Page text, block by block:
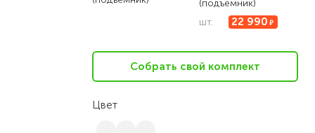
(подъемник)
шт.
22 990
Собрать свой комплект
Цвет